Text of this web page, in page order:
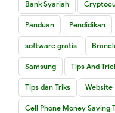
Bank Syariah
Panduan Pendidikan
software gratis
Samsung Tips And
Tips dan Triks Website
Cell Phone Money Saving